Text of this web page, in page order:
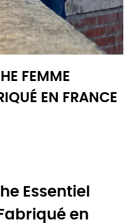
FEMME
EN FRANCE
Essentiel
en